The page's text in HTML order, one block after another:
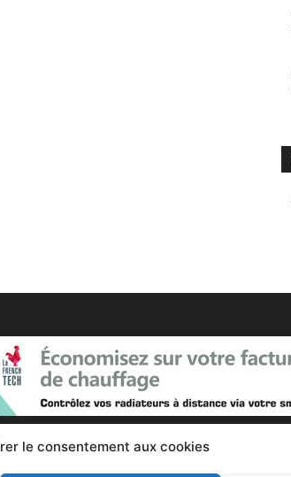
le consentement aux cookies